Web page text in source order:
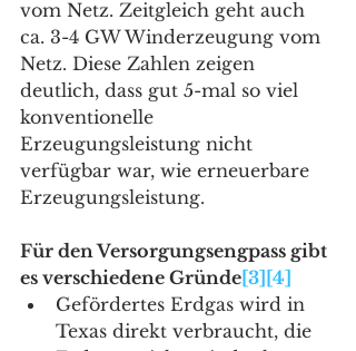
vom Netz. Zeitgleich geht auch
ca. 3-4 GW Winderzeugung vom
Netz. Diese Zahlen zeigen
deutlich, dass gut 5-mal so viel
konventionelle
Erzeugungsleistung nicht
verfügbar war, wie erneuerbare
Erzeugungsleistung.
Für den Versorgungsengpass gibt
es verschiedene Gründe[3] [4]
Gefördertes Erdgas wird in
Texas direkt verbraucht, die